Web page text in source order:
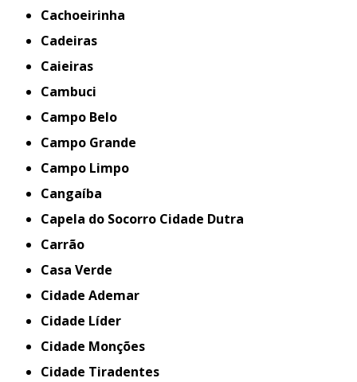
Cachoeirinha
Cadeiras
Caieiras
Cambuci
Campo Belo
Campo Grande
Campo Limpo
Cangaíba
Capela do Socorro Cidade Dutra
Carrão
Casa Verde
Cidade Ademar
Cidade Líder
Cidade Monções
Cidade Tiradentes